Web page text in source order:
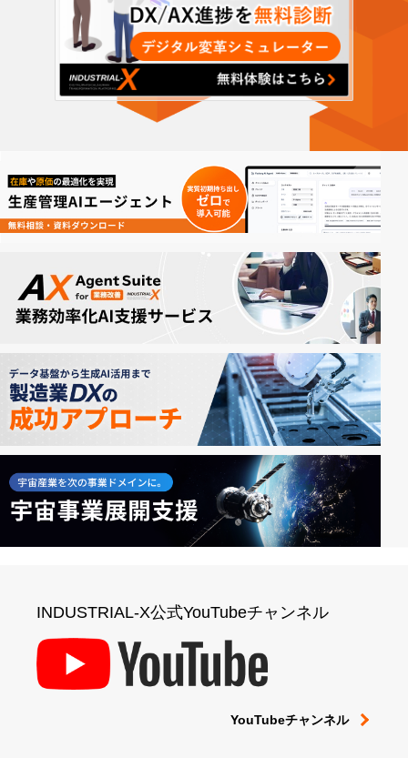
INDUSTRIAL-X公式YouTubeチャンネル
YouTubeチャンネル